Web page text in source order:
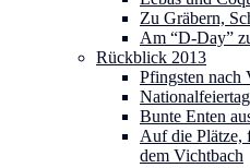
Zu Gräbern,
Am “D-Day”
Rückblick 2013
Pfingsten nach
Nationalfeiertag
Bunte Enten
Auf die Plätze,
dem Vichtbach